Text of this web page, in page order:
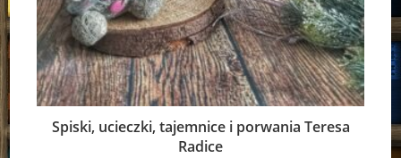
Spiski, ucieczki, tajemnice i porwania Teresa
Radice